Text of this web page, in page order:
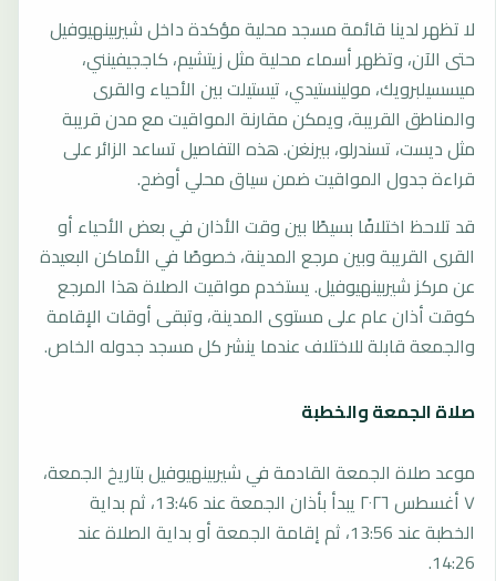
لا تظهر لدينا قائمة مسجد محلية مؤكدة داخل شيربينهيوفيل
حتى الآن، وتظهر أسماء محلية مثل زيتشيم، كاججيفينني،
ميسسيلبرويك، مولينستيدي، تيستيلت بين الأحياء والقرى
والمناطق القريبة، ويمكن مقارنة المواقيت مع مدن قريبة
مثل ديست، تسندرلو، بيرنغن. هذه التفاصيل تساعد الزائر على
قراءة جدول المواقيت ضمن سياق محلي أوضح.
قد تلاحظ اختلافًا بسيطًا بين وقت الأذان في بعض الأحياء أو
القرى القريبة وبين مرجع المدينة، خصوصًا في الأماكن البعيدة
عن مركز شيربينهيوفيل. يستخدم مواقيت الصلاة هذا المرجع
كوقت أذان عام على مستوى المدينة، وتبقى أوقات الإقامة
والجمعة قابلة للاختلاف عندما ينشر كل مسجد جدوله الخاص.
صلاة الجمعة والخطبة
موعد صلاة الجمعة القادمة في شيربينهيوفيل بتاريخ الجمعة،
٧ أغسطس ٢٠٢٦ يبدأ بأذان الجمعة عند 13:46، ثم بداية
الخطبة عند 13:56، ثم إقامة الجمعة أو بداية الصلاة عند
14:26.